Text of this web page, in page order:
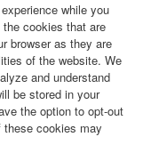
while you
cookies that are
browser as they are
of the website. We
and understand
be stored in your
the option to opt-out
cookies may